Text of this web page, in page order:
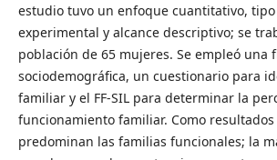
estudio tuvo un enfoque cuantitativo,
experimental y alcance descriptivo; se
población de 65 mujeres. Se empleó una
sociodemográfica, un cuestionario para
familiar y el FF-SIL para determinar la
funcionamiento familiar. Como
predominan las familias funcionales; la